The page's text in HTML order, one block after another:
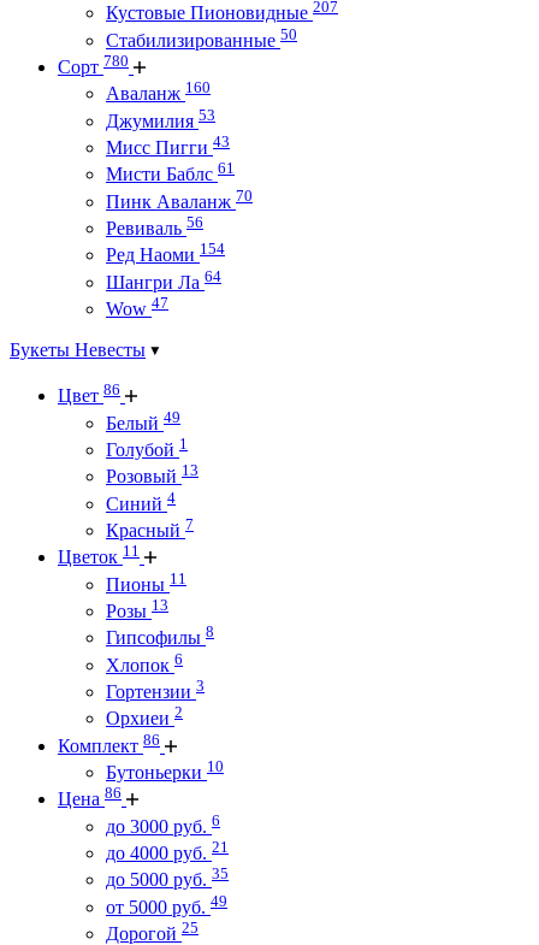
Кустовые Пионовидные 207
Стабилизированные 50
Сорт 780
Аваланж 160
Джумилия 53
Мисс Пигги 43
Мисти Баблс 61
Пинк Аваланж 70
Ревиваль 56
Ред Наоми 154
Шангри Ла 64
Wow 47
Букеты Невесты
Цвет 86
Белый 49
Голубой 1
Розовый 13
Синий 4
Красный 7
Цветок 11
Пионы 11
Розы 13
Гипсофилы 8
Хлопок 6
Гортензии 3
Орхиеи 2
Комплект 86
Бутоньерки 10
Цена 86
до 3000 руб. 6
до 4000 руб. 21
до 5000 руб. 35
от 5000 руб. 49
Дорогой 25